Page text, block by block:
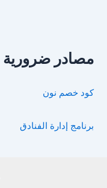
مصادر ضرورية
كود خصم نون
برنامج إدارة الفنادق